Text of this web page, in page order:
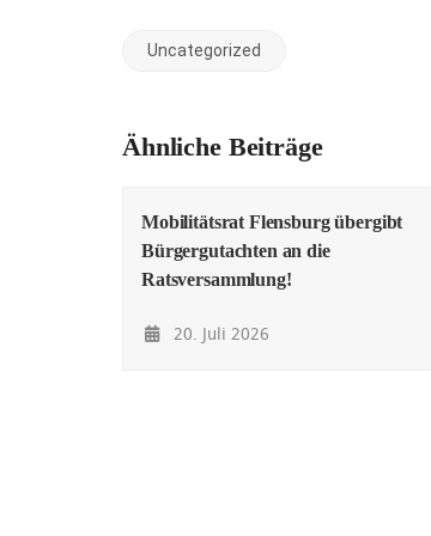
Uncategorized
Ähnliche Beiträge
Mobilitätsrat Flensburg übergibt
Bürgergutachten an die
Ratsversammlung!
20. Juli 2026